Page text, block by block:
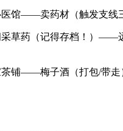
馆——卖药材（触发支线
草药（记得存档！）——
铺——梅子酒（打包/带走